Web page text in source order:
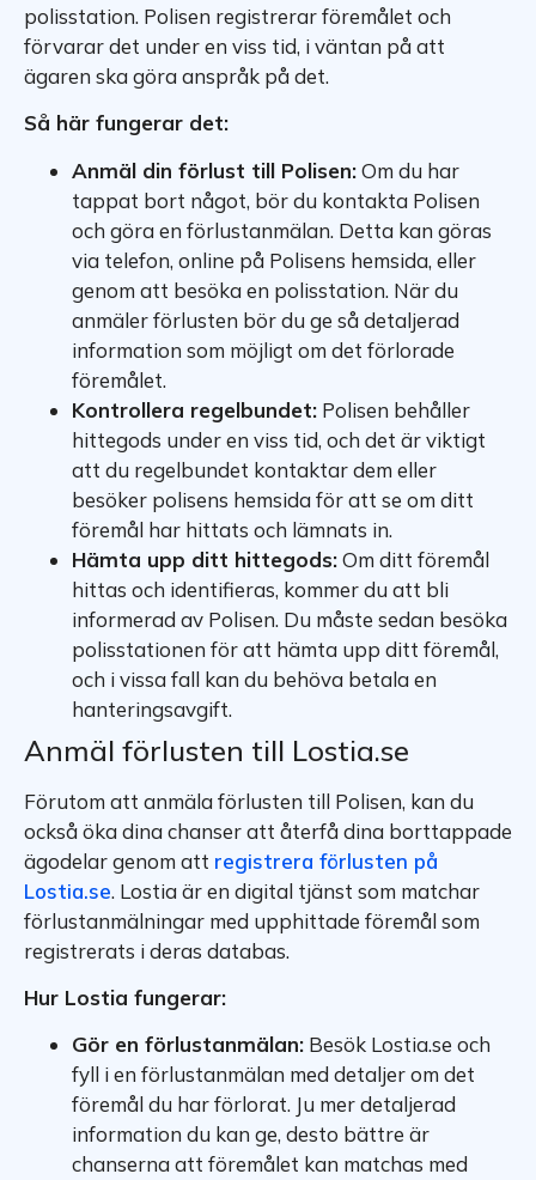
polisstation. Polisen registrerar föremålet och
förvarar det under en viss tid, i väntan på att
ägaren ska göra anspråk på det.
Så här fungerar det:
Anmäl din förlust till Polisen:Om du har
tappat bort något, bör du kontakta Polisen
och göra en förlustanmälan. Detta kan göras
via telefon, online på Polisens hemsida, eller
genom att besöka en polisstation. När du
anmäler förlusten bör du ge så detaljerad
information som möjligt om det förlorade
föremålet.
Kontrollera regelbundet: Polisen behåller
hittegods under en viss tid, och det är viktigt
att du regelbundet kontaktar dem eller
besöker polisens hemsida för att se om ditt
föremål har hittats och lämnats in.
Hämta upp ditt hittegods:Om ditt föremål
hittas och identifieras, kommer du att bli
informerad av Polisen. Du måste sedan besöka
polisstationen för att hämta upp ditt föremål,
och i vissa fall kan du behöva betala en
hanteringsavgift.
Anmäl förlusten till Lostia.se
Förutom att anmäla förlusten till Polisen, kan du
också öka dina chanser att återfå dina borttappade
ägodelar genom att registrera förlusten på
Lostia.se. Lostia är en digital tjänst som matchar
förlustanmälningar med upphittade föremål som
registrerats i deras databas.
Hur Lostia fungerar:
Gör en förlustanmälan: Besök Lostia.se och
fyll i en förlustanmälan med detaljer om det
föremål du har förlorat. Ju mer detaljerad
information du kan ge, desto bättre är
chanserna att föremålet kan matchas med